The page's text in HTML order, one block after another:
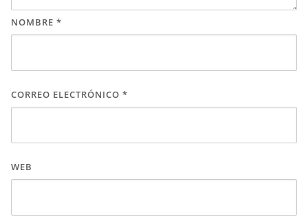
NOMBRE *
CORREO ELECTRÓNICO *
WEB